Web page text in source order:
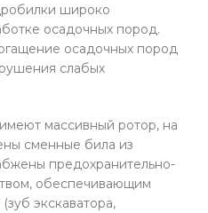
широко
осадочных пород.
осадочных пород
слабых
массивный ротор, на
сменные била из
предохранительно-
обеспечивающим
экскаватора,